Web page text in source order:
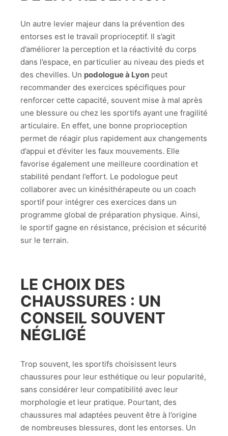
Un autre levier majeur dans la prévention des
entorses est le travail proprioceptif. Il s’agit
d’améliorer la perception et la réactivité du corps
dans l’espace, en particulier au niveau des pieds et
des chevilles. Un podologue à Lyon peut
recommander des exercices spécifiques pour
renforcer cette capacité, souvent mise à mal après
une blessure ou chez les sportifs ayant une fragilité
articulaire. En effet, une bonne proprioception
permet de réagir plus rapidement aux changements
d’appui et d’éviter les faux mouvements. Elle
favorise également une meilleure coordination et
stabilité pendant l’effort. Le podologue peut
collaborer avec un kinésithérapeute ou un coach
sportif pour intégrer ces exercices dans un
programme global de préparation physique. Ainsi,
le sportif gagne en résistance, précision et sécurité
sur le terrain.
LE CHOIX DES
CHAUSSURES : UN
CONSEIL SOUVENT
NÉGLIGÉ
Trop souvent, les sportifs choisissent leurs
chaussures pour leur esthétique ou leur popularité,
sans considérer leur compatibilité avec leur
morphologie et leur pratique. Pourtant, des
chaussures mal adaptées peuvent être à l’origine
de nombreuses blessures, dont les entorses. Un